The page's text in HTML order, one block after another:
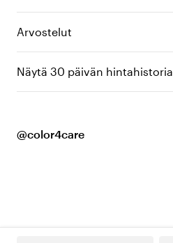
Arvostelut
Näytä 30 päivän hintahistoria
@color4care